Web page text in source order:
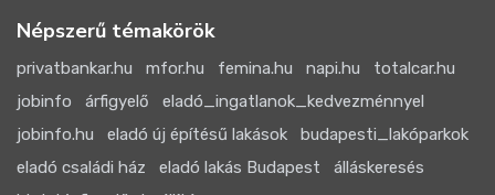
Népszerű témakörök
privatbankar.hu mfor.hu femina.hu napi.hu
totalcar.hu
jobinfo
árfigyelő
eladó_ingatlanok_kedvezménnyel
jobinfo.hu
eladó új építésű lakások
budapesti_lakóparkok
eladó családi ház
eladó lakás Budapest
álláskeresés